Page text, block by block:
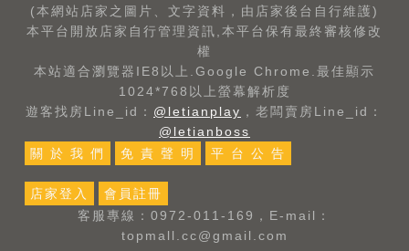
(本網站店家之圖片、文字資料，由店家後台自行維護)
本平台開放店家自行管理資訊,本平台保有最終審核修改
權
本站適合瀏覽器IE8以上.Google Chrome.最佳顯示
1024*768以上螢幕解析度
遊客找房Line_id： @letianplay ，老闆賣房Line_id：
@letianboss
關 於 我 們
免 責 聲 明 平 台 公 告
店家登入
會員註冊
客服專線：0972-011-169，E-mail：
topmall.cc@gmail.com